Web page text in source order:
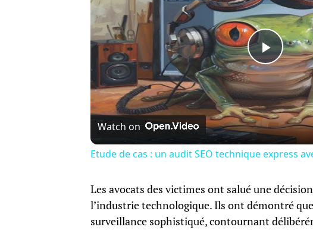
Play
Video
Watch on
Etude de cas : un audit SEO technique express
Les avocats des victimes ont salué une
l’industrie technologique. Ils ont démontré
surveillance sophistiqué, contournant